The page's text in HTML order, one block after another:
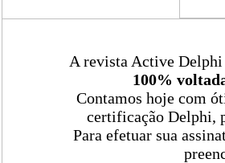
A revista Active
100%
Contamos hoje com
certificação Delphi,
Para efetuar sua